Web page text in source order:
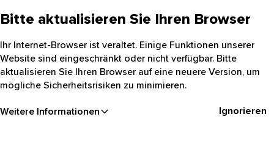
Bitte aktualisieren Sie Ihren Browser
Ihr Internet-Browser ist veraltet. Einige Funktionen unserer
Website sind eingeschränkt oder nicht verfügbar. Bitte
aktualisieren Sie Ihren Browser auf eine neuere Version, um
mögliche Sicherheitsrisiken zu minimieren.
Weitere Informationen Ignorieren